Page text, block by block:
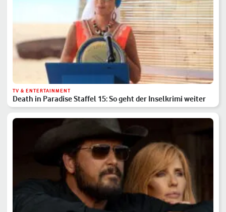
TV & ENTERTAINMENT
Death in Paradise Staffel 15: So geht der Inselkrimi weiter